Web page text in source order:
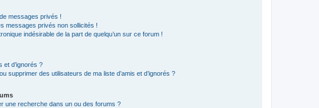
messages privés !
messages privés non sollicités !
indésirable de la part de quelqu’un sur ce forum !
et d’ignorés ?
supprimer des utilisateurs de ma liste d’amis et d’ignorés ?
une recherche dans un ou des forums ?